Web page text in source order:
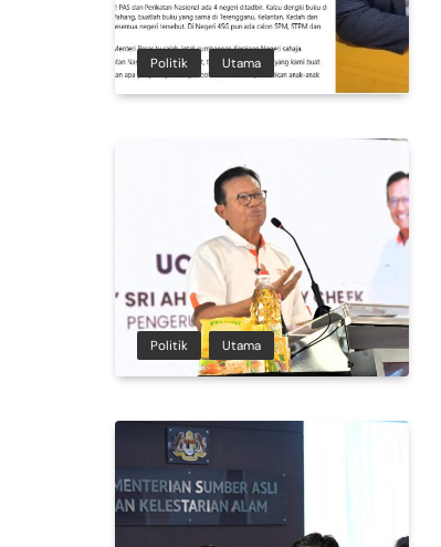
Politik Utama
Politik Utama